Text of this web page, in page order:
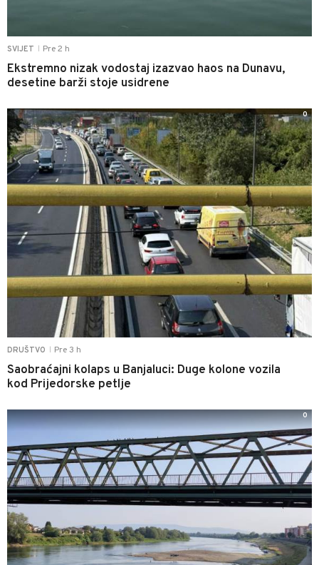
SVIJET Pre 2 h
Ekstremno nizak vodostaj izazvao haos na Dunavu,
desetine barži stoje usidrene
DRUŠTVO Pre 3 h
Saobraćajni kolaps u Banjaluci: Duge kolone vozila
kod Prijedorske petlje
0
0